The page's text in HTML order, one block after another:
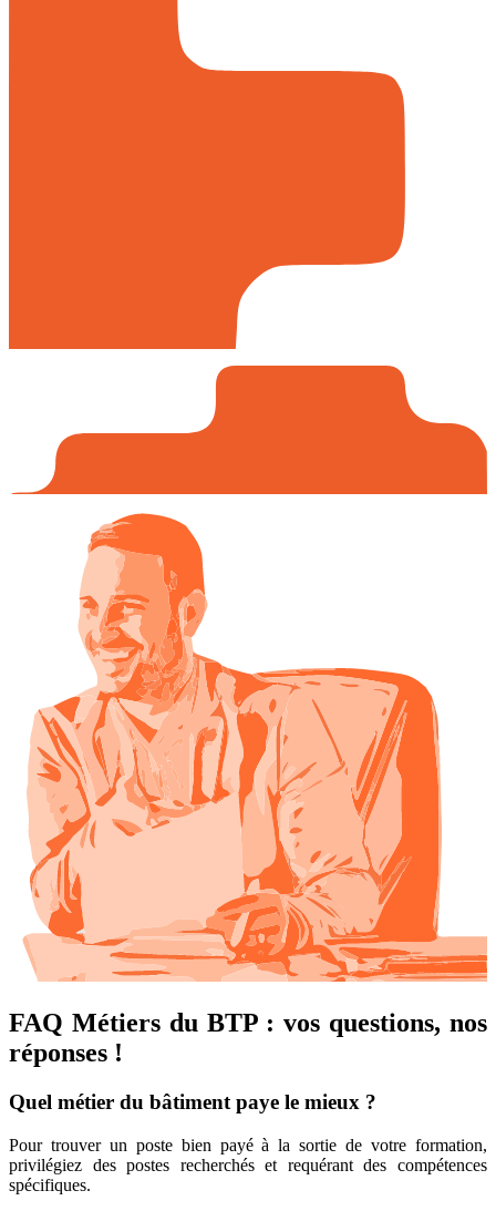
FAQ Métiers du BTP : vos questions, nos
réponses !
Quel métier du bâtiment paye le mieux ?
Pour trouver un poste bien payé à la sortie de votre formation,
privilégiez des postes recherchés et requérant des compétences
spécifiques.